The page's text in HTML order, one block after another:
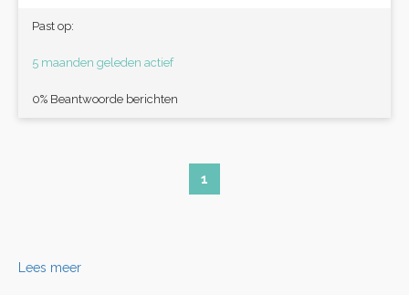
Past op:
5 maanden geleden actief
0% Beantwoorde berichten
1
Lees meer